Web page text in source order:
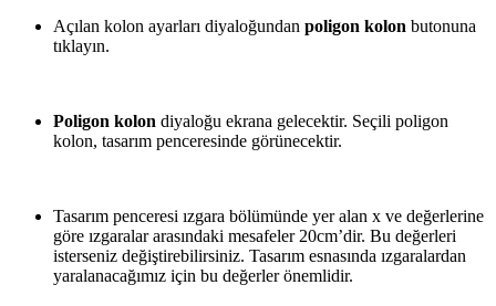
Açılan kolon ayarları diyaloğundan poligon kolon butonuna
tıklayın.
Poligon kolon diyaloğu ekrana gelecektir. Seçili poligon
kolon, tasarım penceresinde görünecektir.
Tasarım penceresi ızgara bölümünde yer alan x ve değerlerine
göre ızgaralar arasındaki mesafeler 20cm’dir. Bu değerleri
isterseniz değiştirebilirsiniz. Tasarım esnasında ızgaralardan
yaralanacağımız için bu değerler önemlidir.